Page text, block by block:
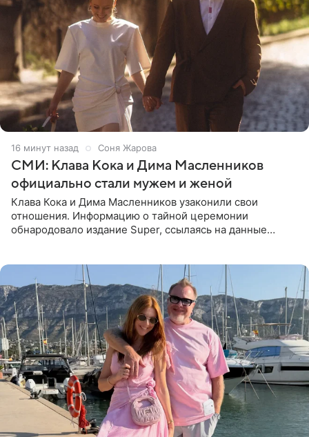
16 минут назад Соня Жарова
СМИ: Клава Кока и Дима Масленников
официально стали мужем и женой
Клава Кока и Дима Масленников узаконили свои
отношения. Информацию о тайной церемонии
обнародовало издание Super, ссылаясь на данные